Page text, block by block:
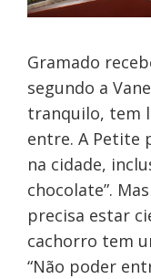
Gramado
segundo a
tranquilo, tem
entre. A Petite
na cidade,
chocolate”.
precisa estar
cachorro tem
“Não poder